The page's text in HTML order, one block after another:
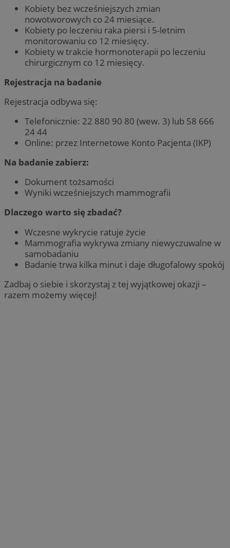
Kobiety bez wcześniejszych zmian
nowotworowych co 24 miesiące.
Kobiety po leczeniu raka piersi i 5-letnim
monitorowaniu co 12 miesięcy.
Kobiety w trakcie hormonoterapii po leczeniu
chirurgicznym co 12 miesięcy.
Rejestracja na badanie
Rejestracja odbywa się:
Telefonicznie: 22 880 90 80 (wew. 3) lub 58 666
24 44
Online: przez Internetowe Konto Pacjenta (IKP)
Na badanie zabierz:
Dokument tożsamości
Wyniki wcześniejszych mammografii
Dlaczego warto się zbadać?
Wczesne wykrycie ratuje życie
Mammografia wykrywa zmiany niewyczuwalne w
samobadaniu
Badanie trwa kilka minut i daje długofalowy spokój
Zadbaj o siebie i skorzystaj z tej wyjątkowej okazji –
razem możemy więcej!